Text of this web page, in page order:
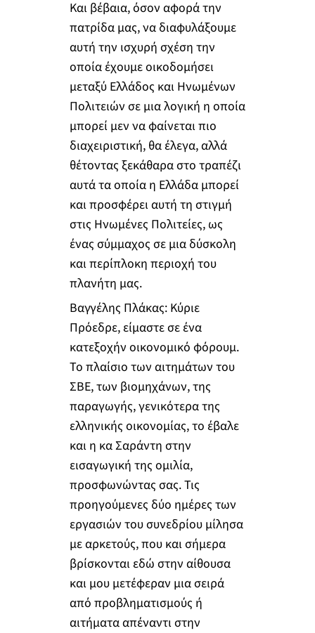
Και βέβαια, όσον αφορά την
πατρίδα μας, να διαφυλάξουμε
αυτή την ισχυρή σχέση την
οποία έχουμε οικοδομήσει
μεταξύ Ελλάδος και Ηνωμένων
Πολιτειών σε μια λογική η οποία
μπορεί μεν να φαίνεται πιο
διαχειριστική, θα έλεγα, αλλά
θέτοντας ξεκάθαρα στο τραπέζι
αυτά τα οποία η Ελλάδα μπορεί
και προσφέρει αυτή τη στιγμή
στις Ηνωμένες Πολιτείες, ως
ένας σύμμαχος σε μια δύσκολη
και περίπλοκη περιοχή του
πλανήτη μας.
Βαγγέλης Πλάκας: Κύριε
Πρόεδρε, είμαστε σε ένα
κατεξοχήν οικονομικό φόρουμ.
Το πλαίσιο των αιτημάτων του
ΣΒΕ, των βιομηχάνων, της
παραγωγής, γενικότερα της
ελληνικής οικονομίας, το έβαλε
και η κα Σαράντη στην
εισαγωγική της ομιλία,
προσφωνώντας σας. Τις
προηγούμενες δύο ημέρες των
εργασιών του συνεδρίου μίλησα
με αρκετούς, που και σήμερα
βρίσκονται εδώ στην αίθουσα
και μου μετέφεραν μια σειρά
από προβληματισμούς ή
αιτήματα απέναντι στην